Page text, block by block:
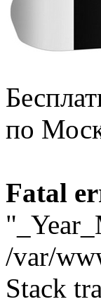
по
Fatal
/var/
Stack